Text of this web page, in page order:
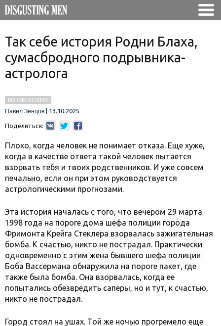
Так себе история Родни Блаха,
сумасбродного подрывника-
астролога
ТАК СЕБЕ ИСТОРИЯ
Павел Зенцов
13.10.2025
Поделиться:
Плохо, когда человек не понимает отказа. Еще хуже,
когда в качестве ответа такой человек пытается
взорвать тебя и твоих родственников. И уже совсем
печально, если он при этом руководствуется
астрологическими прогнозами.
Эта история началась с того, что вечером 29 марта
1998 года на пороге дома шефа полиции города
Фримонта Крейга Стеклера взорвалась зажигательная
бомба. К счастью, никто не пострадал. Практически
одновременно с этим жена бывшего шефа полиции
Боба Вассермана обнаружила на пороге пакет, где
также была бомба. Она взорвалась, когда ее
попытались обезвредить саперы, но и тут, к счастью,
никто не пострадал.
Город стоял на ушах. Той же ночью прогремело еще